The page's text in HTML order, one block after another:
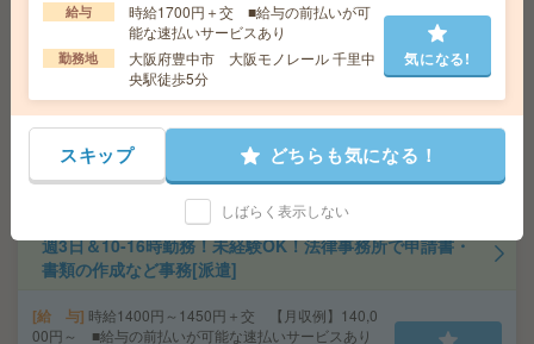
【オープニング募集】おばあちゃんのお散歩付き添いも
仕事の1つ[派遣]
無資格未経験：時給1400円～ ■週払いOK
■扶養内OK ■日収1万1200円以上
交通費 交通費全額支給
勤務地 【川西市】川西能勢口駅・畦野駅・山下(兵庫
県)駅・鼓滝駅・一の鳥居駅など勤務地多数！
週3日＆10-16時勤務！未経験OK！法律事務所で申請書・
書類の作成など事務[派遣]
給 与 時給1400円～1450円＋交 【月収例】140,0
00円～ ■給与の前払いが可能な速払いサービスあり
給与
時給1700円＋交 ■給与の前払いが可
能な速払いサービスあり
勤務地
大阪府豊中市 大阪モノレール 千里中
央駅徒歩5分
気になる!
スキップ どちらも気になる！
しばらく表示しない